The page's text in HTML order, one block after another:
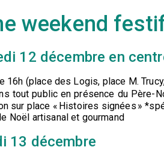
weekend
12 décembre en
16h (place des Logis, place M.
tout public en présence du Père-
sur place « Histoires signées »
Noël artisanal et gourmand
13 décembre